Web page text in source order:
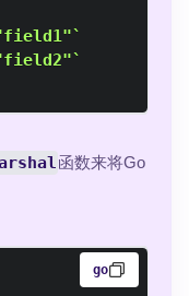
函数来将Go
go